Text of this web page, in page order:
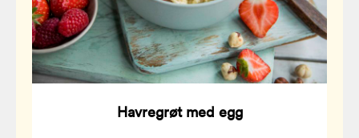
Havregrøt med egg